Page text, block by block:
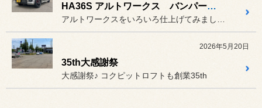
HA36S アルトワークス バンパー加工で見慣れない顔に・・・
2026年5月20日
35th大感謝祭
大感謝祭♪ コクピットロフトも創業35th